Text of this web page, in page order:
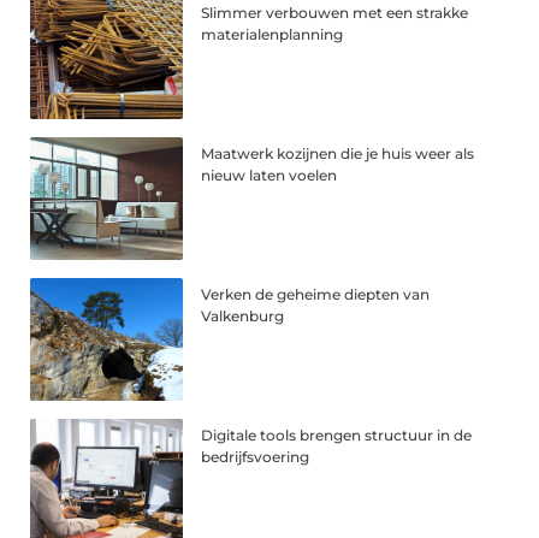
Slimmer verbouwen met een strakke
materialenplanning
Maatwerk kozijnen die je huis weer als
nieuw laten voelen
Verken de geheime diepten van
Valkenburg
Digitale tools brengen structuur in de
bedrijfsvoering